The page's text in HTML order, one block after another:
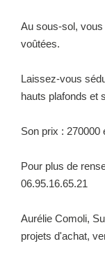
Au sous-sol,
voûtées.
Laissez-vous
hauts plafonds et
Son prix : 270000
Pour plus de
06.95.16.65.21
Aurélie Comoli,
projets d'achat,